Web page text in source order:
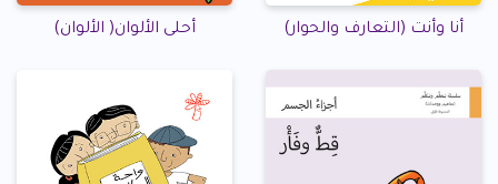
أنا وأنت (التعارف والحوار) أحلى الألوان( الألوان)